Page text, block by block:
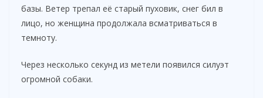
базы. Ветер трепал её старый пуховик, снег бил в
лицо, но женщина продолжала всматриваться в
темноту.
Через несколько секунд из метели появился силуэт
огромной собаки.